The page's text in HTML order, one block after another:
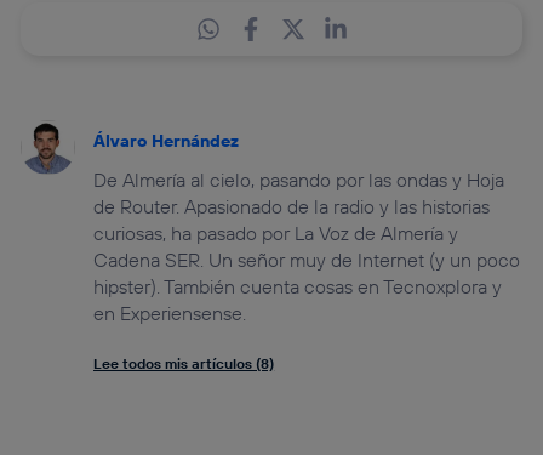
Álvaro Hernández
De Almería al cielo, pasando por las ondas y Hoja
de Router. Apasionado de la radio y las historias
curiosas, ha pasado por La Voz de Almería y
Cadena SER. Un señor muy de Internet (y un poco
hipster). También cuenta cosas en Tecnoxplora y
en Experiensense.
Lee todos mis artículos (8)